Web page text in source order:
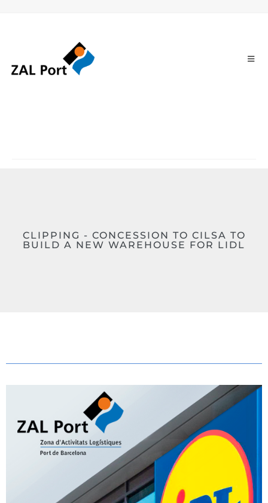
CLIPPING - CONCESSION TO CILSA TO
BUILD A NEW WAREHOUSE FOR LIDL